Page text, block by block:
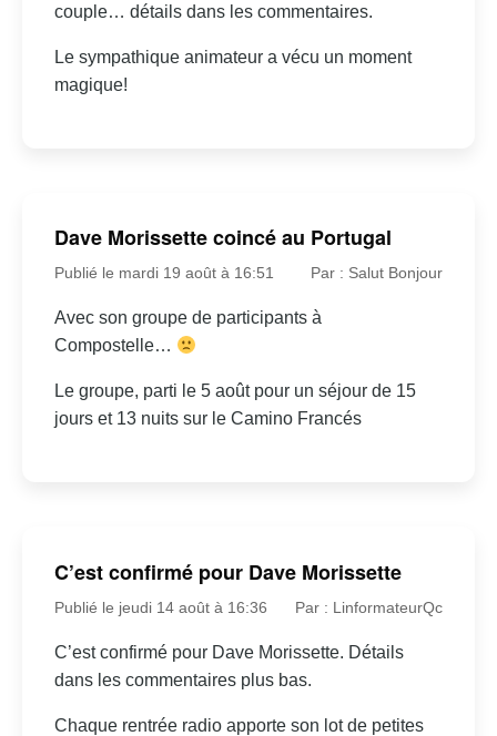
couple… détails dans les commentaires.
Le sympathique animateur a vécu un moment
magique!
Dave Morissette coincé au Portugal
Publié le mardi 19 août à 16:51 Par : Salut Bonjour
Avec son groupe de participants à
Compostelle…
Le groupe, parti le 5 août pour un séjour de 15
jours et 13 nuits sur le Camino Francés
C’est confirmé pour Dave Morissette
Publié le jeudi 14 août à 16:36 Par : LinformateurQc
C’est confirmé pour Dave Morissette. Détails
dans les commentaires plus bas.
Chaque rentrée radio apporte son lot de petites